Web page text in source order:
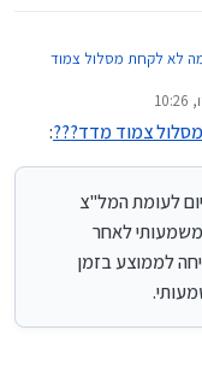
לא לקחת מסלול צמוד
לא צמודה שמבחינת
המשתנות לא
התקופה שנותרה עד התחנת
ממוצע הריבית בתקופת
מיחזור, וכיון שבצמוד
לעומת המל"צ שהריבית
צמוד מדד???:
לעומת המל"צ
משמעותי לאחר
לממוצע בזמן